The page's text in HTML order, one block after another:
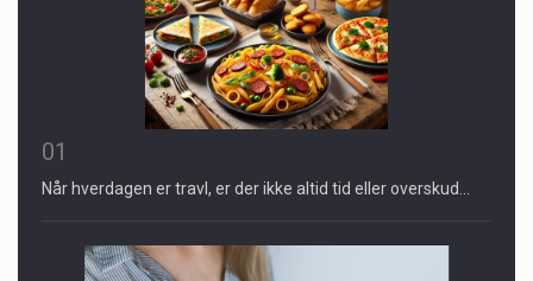
01
Når hverdagen er travl, er der ikke altid tid eller overskud…